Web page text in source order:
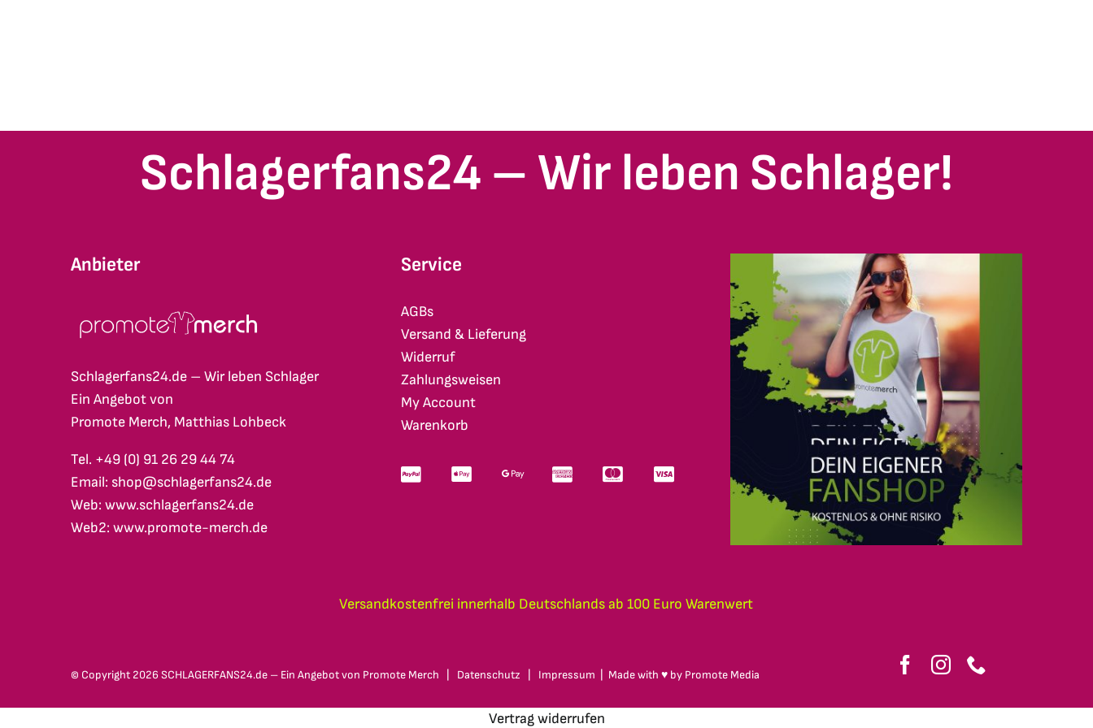
Schlagerfans24 – Wir leben Schlager!
Anbieter
Schlagerfans24.de – Wir leben Schlager
Ein Angebot von
Promote Merch, Matthias Lohbeck
Tel. +49 (0) 91 26 29 44 74
Email: shop@schlagerfans24.de
Web: www.schlagerfans24.de
Web2: www.promote-merch.de
Service
AGBs
Versand & Lieferung
Widerruf
Zahlungsweisen
My Account
Warenkorb
Versandkostenfrei innerhalb Deutschlands ab 100 Euro Warenwert
© Copyright 2026 SCHLAGERFANS24.de – Ein Angebot von Promote Merch Datenschutz Impressum | Made with ♥ by Promote Media
Vertrag widerrufen